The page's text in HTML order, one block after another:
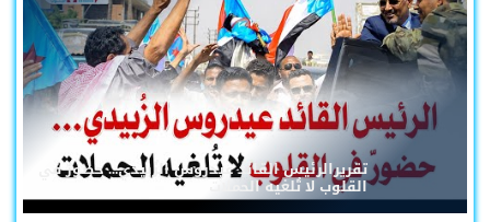
تقريرالرئيس القائد عيدروس الزُبيدي... حضورٌ في
القلوب لا تُلغيه الحملات